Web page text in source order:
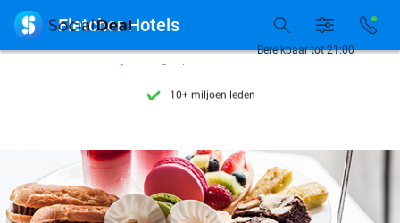
7 dagen per week beschikbaar
7 dagen per week beschikbaar
10+ miljoen leden
Bereikbaar tot 21:00
 Fletcher Hotels